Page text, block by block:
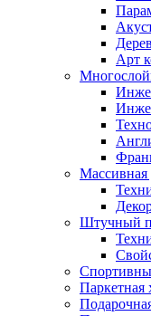
Арт
Массивная
Штучный
Паркетная